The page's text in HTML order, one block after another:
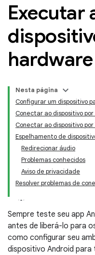
Executar
hardware
Nesta página
Configurar um dispositivo
Conectar ao dispositivo por
Conectar ao dispositivo por
Espelhamento de
Redirecionar áudio
Problemas conhecidos
Aviso de privacidade
Resolver problemas de
Sempre teste seu app
antes de liberá-lo para
como configurar seu
dispositivo Android para